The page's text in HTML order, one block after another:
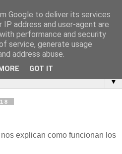
▼
explican como funcionan los
Google to deliver its services
IP address and user-agent are
performance and security
service, generate usage
address abuse.
GOT IT